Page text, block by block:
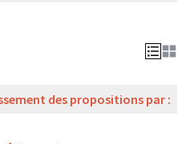
des propositions par :